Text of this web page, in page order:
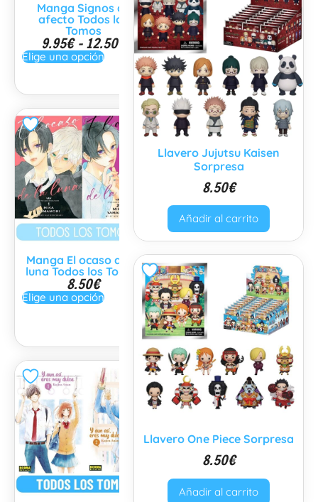
Manga Signos de
afecto Todos los
Tomos
9.95€ - 12.50€
Elige una opción
Manga Más allá del
amor Todos los Tomos
9.95€
Elige una opción
Manga El ocaso de la
luna Todos los Tomos
8.50€
Elige una opción
Manga El zorro y el
Tanuki Todos los
tomos
9.95€
Elige una opción
Llavero Jujutsu Kaisen
Sorpresa
8.50€
Añadir al carrito
Llavero One Piece Sorpresa
8.50€
Añadir al carrito